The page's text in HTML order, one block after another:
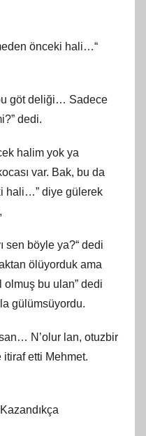
önceki hali…“
göt deliği… Sadece
dedi.
halim yok ya
var. Bak, bu da
hali…” diye gülerek
sen böyle ya?“ dedi
ölüyorduk ama
olmuş bu ulan” dedi
gülümsüyordu.
N’olur lan, otuzbir
etti Mehmet.